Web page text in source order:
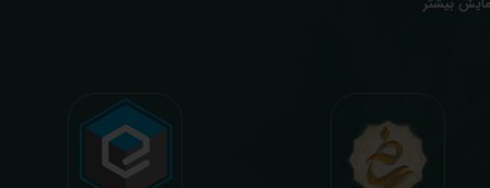
با تایید و مهر پزشک متخصص) میباشد. رسالت ما در تفسیر، استخراج حداکثر
بیمه ها، افزایش تمایل افراد به انجام آزمایش (با دریافت اطلاعاتی دقیقتر، کاربردی، قابل
و شخصی سازی شده) میگردد. تا درنهایت به جامعه ای سالم تر برای تبدیل شدن به
پیشرفته (دیر و زود داره سوخت و سوز نداره...) برسیم. قابل ذکر است که جواب
آنلاین به نتایج هیچ یک از کاربران بصورت مستقیم دسترسی ندارد و موارد تفسیر نیز